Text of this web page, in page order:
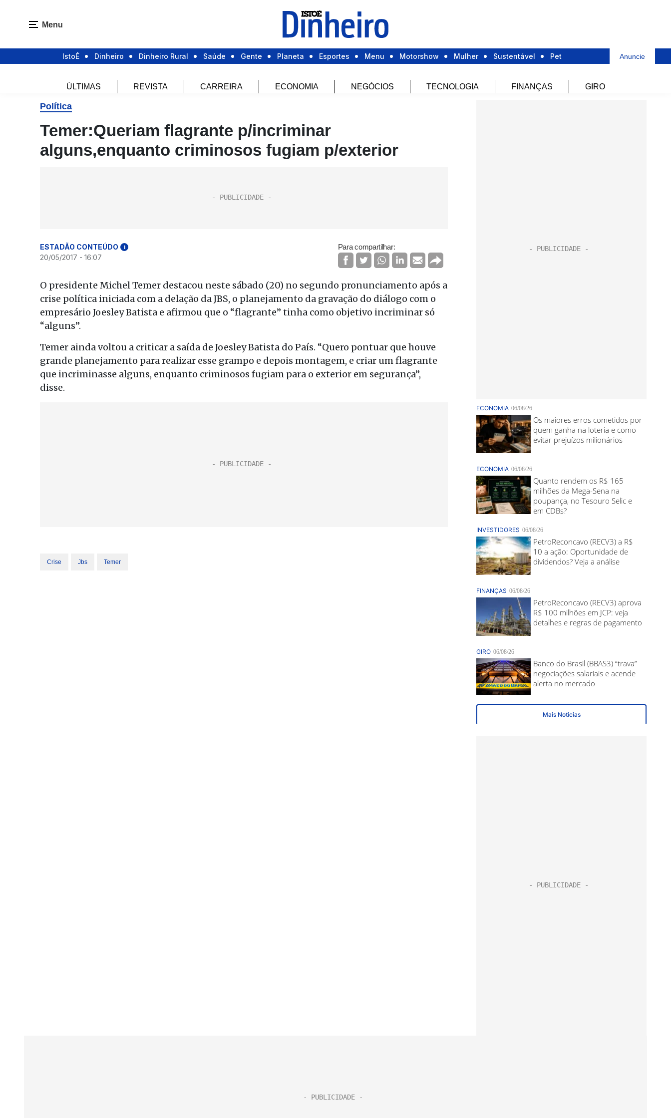
Menu
IstoÉ Dinheiro Dinheiro Rural Saúde Gente Planeta Esportes Menu Motorshow Mulher Sustentável Pet Anuncie
ÚLTIMAS REVISTA CARREIRA ECONOMIA NEGÓCIOS TECNOLOGIA FINANÇAS GIRO
Política
Temer:Queriam flagrante p/incriminar
alguns,enquanto criminosos fugiam p/exterior
ESTADÃO CONTEÚDO i
20/05/2017 - 16:07
Para compartilhar:
O presidente Michel Temer destacou neste sábado (20) no segundo pronunciamento após a
crise política iniciada com a delação da JBS, o planejamento da gravação do diálogo com o
empresário Joesley Batista e afirmou que o “flagrante” tinha como objetivo incriminar só
“alguns”.
Temer ainda voltou a criticar a saída de Joesley Batista do País. “Quero pontuar que houve
grande planejamento para realizar esse grampo e depois montagem, e criar um flagrante
que incriminasse alguns, enquanto criminosos fugiam para o exterior em segurança”,
disse.
Crise Jbs Temer